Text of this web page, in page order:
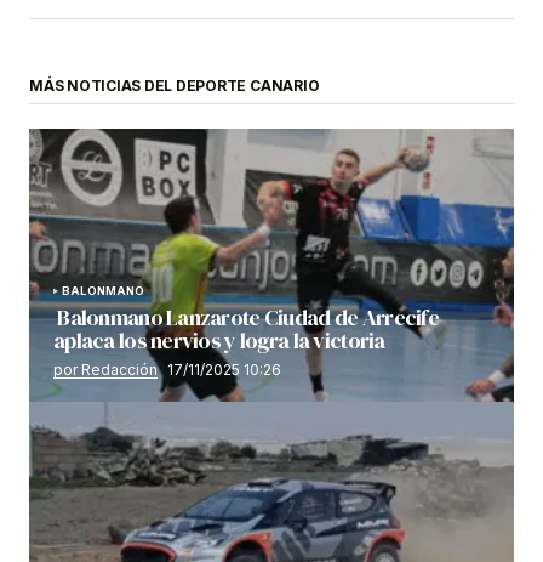
MÁS NOTICIAS DEL DEPORTE CANARIO
BALONMANO
Balonmano Lanzarote Ciudad de Arrecife
aplaca los nervios y logra la victoria
por Redacción 17/11/2025 10:26